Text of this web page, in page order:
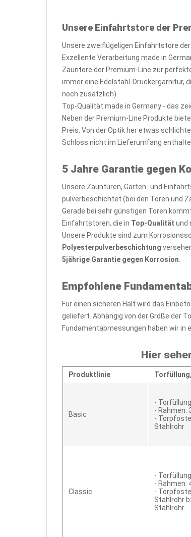
Unsere Einfahrtstore der
Unsere zweiflügeligen Einfahrtstore
Exzellente Verarbeitung made in
Zauntore der Premium-Line zur
immer eine Edelstahl-Drückergarnitur,
noch zusätzlich).
Top-Qualität made in Germany - das
Neben der Premium-Line Produkte
Preis. Von der Optik her etwas
Schloss nicht im Lieferumfang
5 Jahre Garantie gegen
Unsere Zauntüren, Garten- und
pulverbeschichtet (bei den Toren und
Gerade bei sehr günstigen Toren
Einfahrtstoren, die in Top-Qualität und
Unsere Produkte sind zum
Polyesterpulverbeschichtung
5jährige Garantie gegen Korrosion
Empfohlene
Für einen sicheren Halt wird das
geliefert. Abhängig von der Größe der
Fundamentabmessungen haben wir in
Hier
Produktlinie Torfüllung,
Basic
-
- Rahmen:
-
Stahlrohr
Classic
-
- Rahmen:
-
Stahlrohr
Stahlrohr